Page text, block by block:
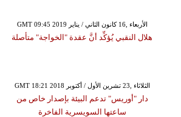
GMT 09:45 2019 الأربعاء ,16 كانون الثاني / يناير
هلال النقبي يُؤكِّد أنَّ عقدة "الخواجة" متأصلة
GMT 18:21 2018 الثلاثاء ,23 تشرين الأول / أكتوبر
دار "أوريس" تدعم البيئة بإصدار خاص من
ساعتها السويسرية الفاخرة